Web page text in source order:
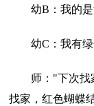
幼B：我的是
幼C：我有绿
师："下次找家
找家，红色蝴蝶